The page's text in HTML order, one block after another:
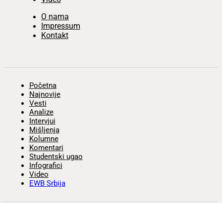
O nama
Impressum
Kontakt
Početna
Najnovije
Vesti
Analize
Intervjui
Mišljenja
Kolumne
Komentari
Studentski ugao
Infografici
Video
EWB Srbija